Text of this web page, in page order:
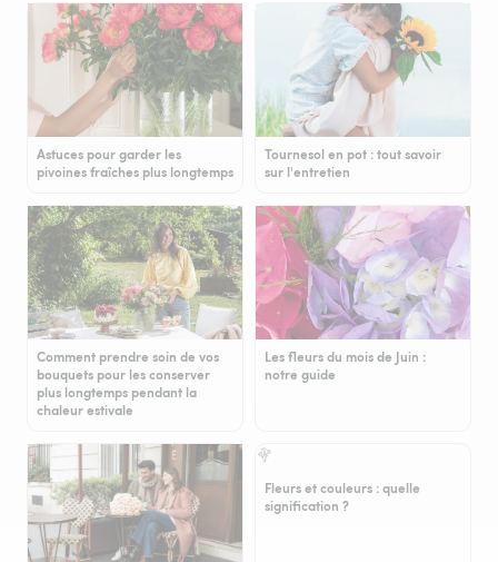
Astuces pour garder les
pivoines fraîches plus longtemps
Tournesol en pot : tout savoir
sur l'entretien
Comment prendre soin de vos
bouquets pour les conserver
plus longtemps pendant la
chaleur estivale
Les fleurs du mois de Juin :
notre guide
Fleurs et couleurs : quelle
signification ?